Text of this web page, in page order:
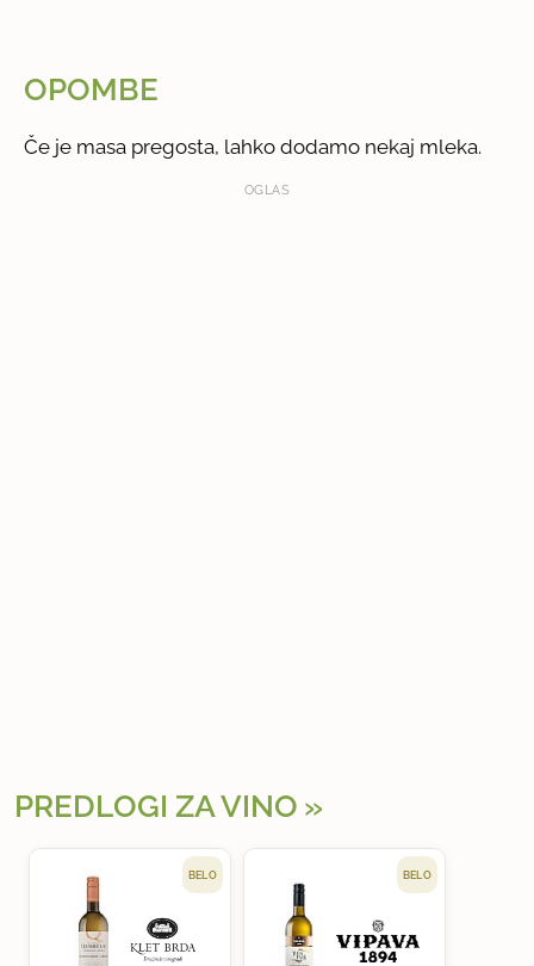
OPOMBE
Če je masa pregosta, lahko dodamo nekaj mleka.
OGLAS
PREDLOGI ZA VINO
BELO BELO